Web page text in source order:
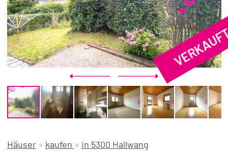
IMMOBILIENBEWERTUNG
REFERENZEN
ÜBER UNS
WISSENSWERTES
FÜR KÄUFER
FÜR VERKÄUFER
Häuser» kaufen » in 5300 Hallwang